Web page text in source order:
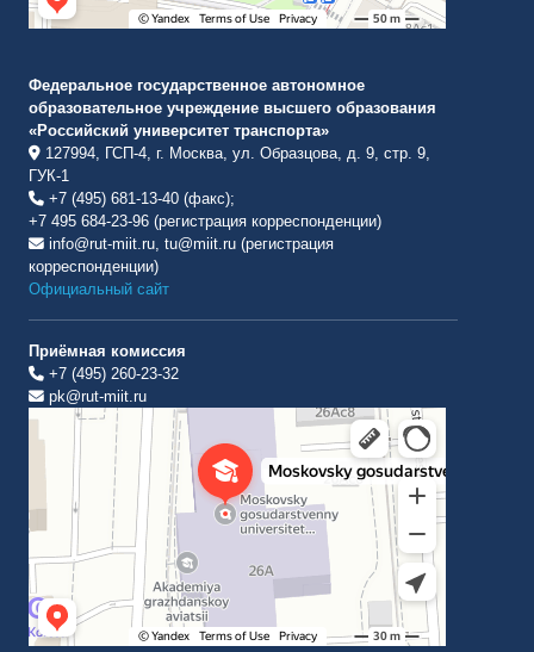
Федеральное государственное автономное
образовательное учреждение высшего образования
«Российский университет транспорта»
127994, ГСП-4, г. Москва, ул. Образцова, д. 9, стр. 9,
ГУК-1
+7 (495) 681-13-40 (факс);
+7 495 684-23-96 (регистрация корреспонденции)
info@rut-miit.ru, tu@miit.ru (регистрация
корреспонденции)
Официальный сайт
Приёмная комиссия
+7 (495) 260-23-32
pk@rut-miit.ru
Институт международных транспортных коммуникаций Рут
ВУЗ в Москве